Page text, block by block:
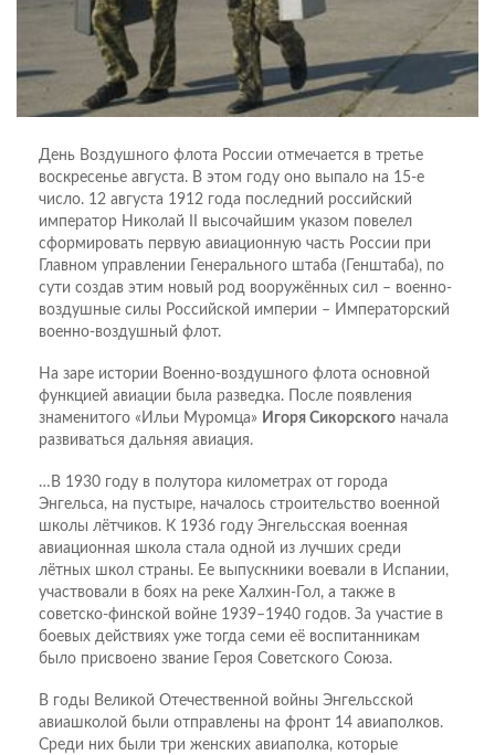
День Воздушного флота России отмечается в третье
воскресенье августа. В этом году оно выпало на 15-е
число. 12 августа 1912 года последний российский
император Николай II высочайшим указом повелел
сформировать первую авиационную часть России при
Главном управлении Генерального штаба (Генштаба), по
сути создав этим новый род вооружённых сил – военно-
воздушные силы Российской империи – Императорский
военно-воздушный флот.
На заре истории Военно-воздушного флота основной
функцией авиации была разведка. После появления
знаменитого «Ильи Муромца» Игоря Сикорского начала
развиваться дальняя авиация.
…В 1930 году в полутора километрах от города
Энгельса, на пустыре, началось строительство военной
школы лётчиков. К 1936 году Энгельсская военная
авиационная школа стала одной из лучших среди
лётных школ страны. Ее выпускники воевали в Испании,
участвовали в боях на реке Халхин-Гол, а также в
советско-финской войне 1939–1940 годов. За участие в
боевых действиях уже тогда семи её воспитанникам
было присвоено звание Героя Советского Союза.
В годы Великой Отечественной войны Энгельс­ской
авиашколой были отправлены на фронт 14 авиаполков.
Среди них были три женских авиаполка, которые